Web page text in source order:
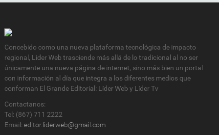
Concebido como una nueva plataforma tecnológica de impacto
regional, Lider Web trasciende más allá de lo tradicional al no ser
únicamente una nueva página de internet, sino más bien un portal
con información al día que integra a los diferentes medios que
conforman El Grande Editorial: Líder Web y Líder Tv
Contactanos:
Tel: (867) 711 2222
Email: editor.liderweb@gmail.com